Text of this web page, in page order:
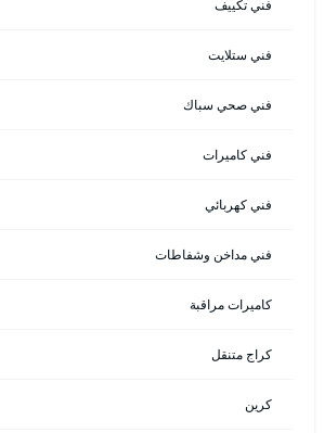
فني تكييف
فني ستلايت
فني صحي سباك
فني كاميرات
فني كهربائي
فني مداخن وشفاطات
كاميرات مراقبة
كراج متنقل
كرين